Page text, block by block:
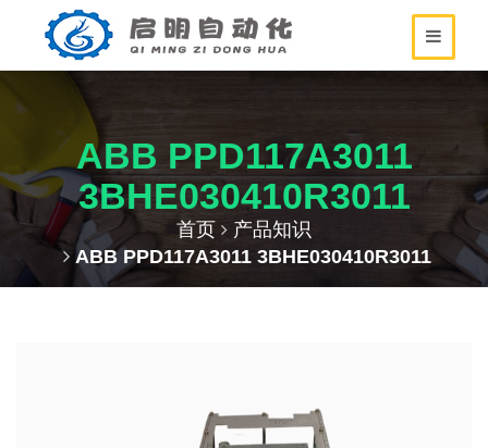
ABB PPD117A3011
3BHE030410R3011
首页
产品知识
ABB PPD117A3011 3BHE030410R3011